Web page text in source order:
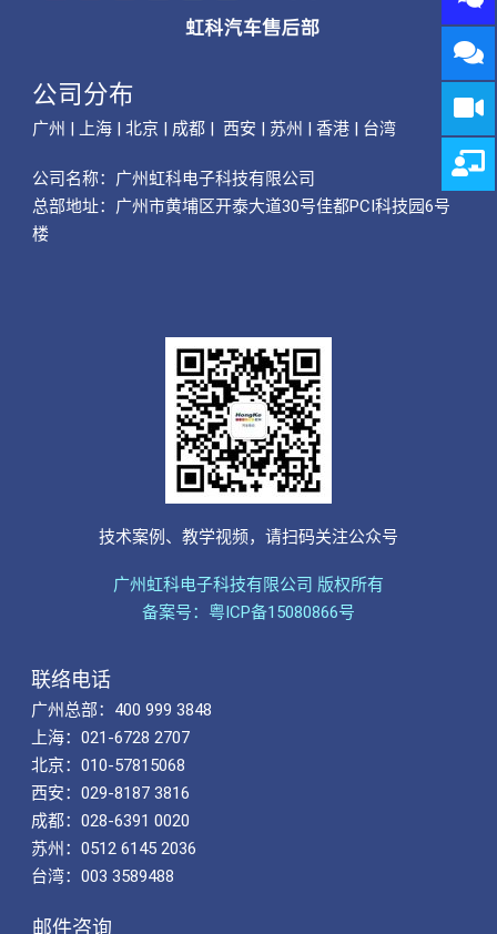
公司分布
广州 | 上海 | 北京 | 成都 | 西安 | 苏州 | 香港 | 台湾
公司名称： 广州虹科电子科技有限公司
总部地址：广州市黄埔区开泰大道30号佳都PCI科技园6号
楼
技术案例、教学视频，请扫码关注公众号
广州虹科电子科技有限公司 版权所有
备案号：粤ICP备15080866号
联络电话
广州总部：400 999 3848
上海：021-6728 2707
北京：010-57815068
西安：029-8187 3816
成都：028-6391 0020
苏州：0512 6145 2036
台湾：003 3589488
邮件咨询